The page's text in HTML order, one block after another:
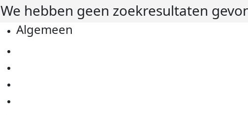
We hebben geen zoekresultaten
Algemeen